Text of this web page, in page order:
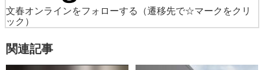
文春オンラインをフォローする
（遷移先で☆マークをクリ
ック）
関連記事